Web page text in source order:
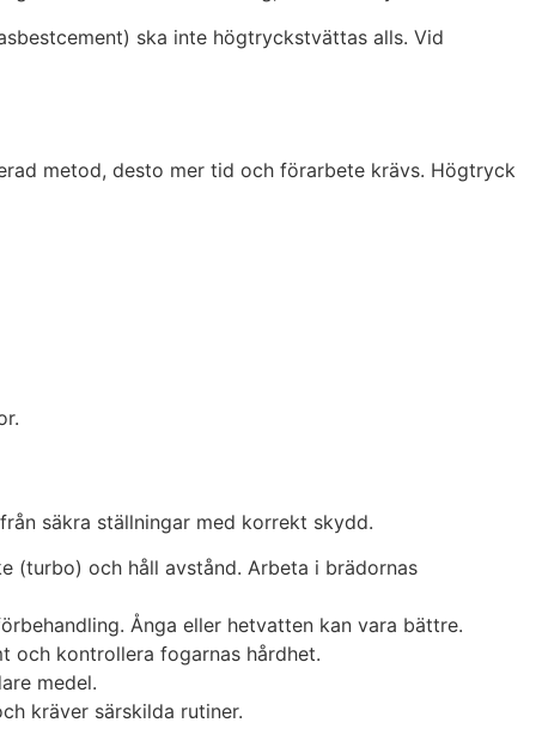
ska inte högtryckstvättas alls. Vid
metod, desto mer tid och förarbete krävs. Högtryck
säkra ställningar med korrekt skydd.
(turbo) och håll avstånd. Arbeta i brädornas
Ånga eller hetvatten kan vara bättre.
och kontrollera fogarnas hårdhet.
medel.
kräver särskilda rutiner.